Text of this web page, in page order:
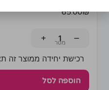
65.00₪
−
+
רכישת יחידה ממוצר זה תצברו 3
הוספה לסל